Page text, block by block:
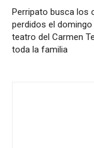
Perripato busca los
perdidos el domingo
teatro del Carmen
toda la familia